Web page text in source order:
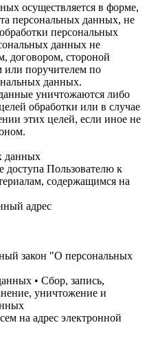
осуществляется в форме,
персональных данных, не
персональных
данных не
договором, стороной
или поручителем по
данных.
уничтожаются либо
обработки или в случае
этих целей, если иное не
данных
доступа Пользователю к
содержащимся на
адрес
закон "О персональных
• Сбор, запись,
уничтожение и
на адрес электронной